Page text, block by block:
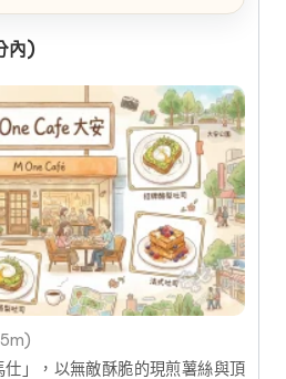
內)
」，以無敵酥脆的現煎薯絲與頂